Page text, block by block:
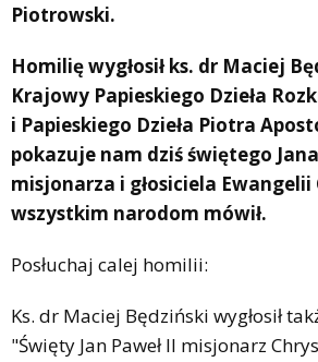
Piotrowski.
Homilię wygłosił ks. dr Maciej
Krajowy Papieskiego Dzieła
i Papieskiego Dzieła Piotra
pokazuje nam dziś świętego
misjonarza i głosiciela Ewangelii
wszystkim narodom mówił.
Posłuchaj calej homilii:
Ks. dr Maciej Będziński wygłosił
"Święty Jan Paweł II misjonarz